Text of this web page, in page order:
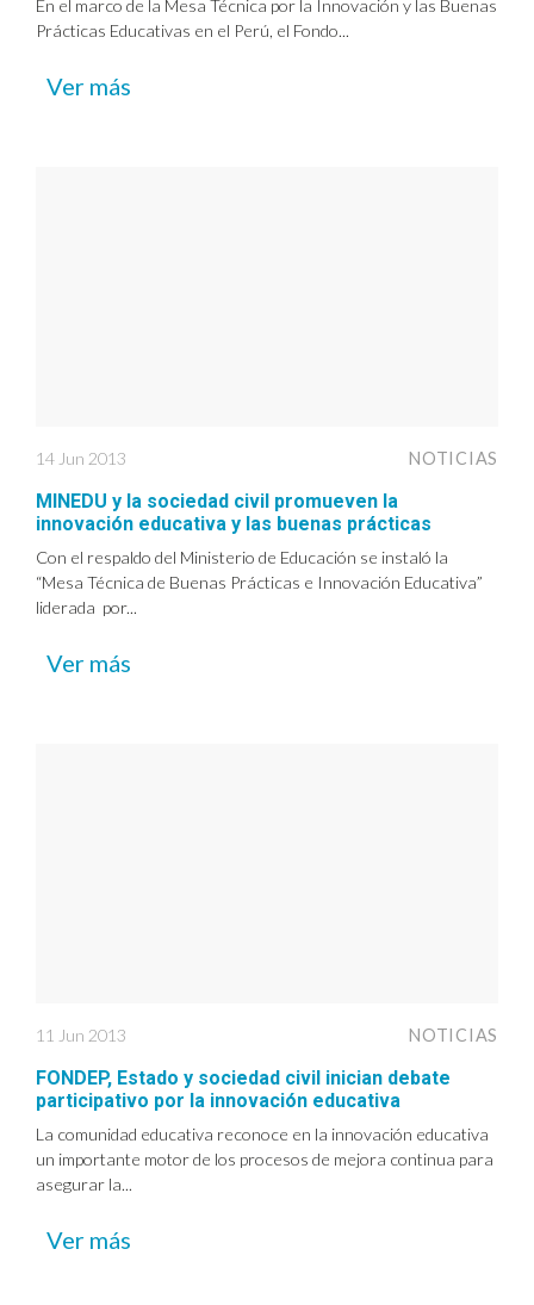
En el marco de la Mesa Técnica por la Innovación y las Buenas
Prácticas Educativas en el Perú, el Fondo...
Ver más
14 Jun 2013 NOTICIAS
MINEDU y la sociedad civil promueven la
innovación educativa y las buenas prácticas
Con el respaldo del Ministerio de Educación se instaló la
“Mesa Técnica de Buenas Prácticas e Innovación Educativa”
liderada por...
Ver más
11 Jun 2013 NOTICIAS
FONDEP, Estado y sociedad civil inician debate
participativo por la innovación educativa
La comunidad educativa reconoce en la innovación educativa
un importante motor de los procesos de mejora continua para
asegurar la...
Ver más